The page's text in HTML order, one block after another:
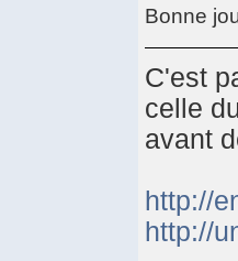
Bonne
C'est
celle
avant
http://
http://